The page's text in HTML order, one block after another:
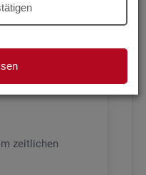
zeitlichen